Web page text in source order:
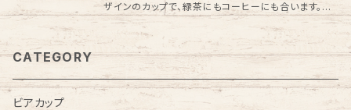
ザインのカップで、緑茶にもコーヒーにも合います。外
側の黒地の部分は釉薬をかけずザラっとした感触で滑
りにくい構造。手作りの一点物ですので、まさに世界に
ひとつだけのマイカップです。線彫フリーカップ(小)と
大きさを比較したお写真も載せておりますので、参考に
ご覧ください。 大西潤 作 直径約9cm・高さ約11.5cm
CATEGORY
ビアカップ